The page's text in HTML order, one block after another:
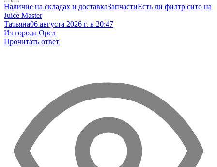
Наличие на складах и доставкаЗапчастиЕсть ли филтр сито на
Juice Master
Татьяна06 августа 2026 г. в 20:47
Из города Орел
Прочитать ответ